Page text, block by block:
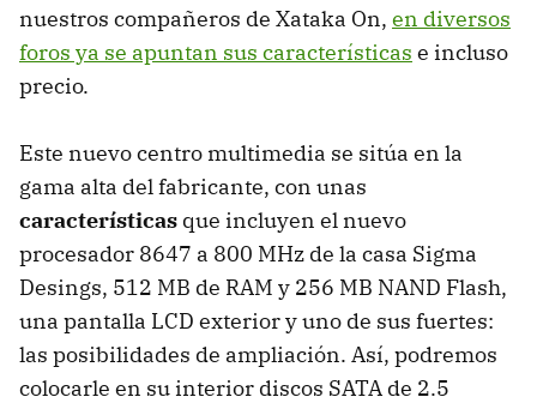
nuestros compañeros de Xataka On, en diversos
foros ya se apuntan sus características e incluso
precio.
Este nuevo centro multimedia se sitúa en la
gama alta del fabricante, con unas
características que incluyen el nuevo
procesador 8647 a 800 MHz de la casa Sigma
Desings, 512 MB de RAM y 256 MB NAND Flash,
una pantalla LCD exterior y uno de sus fuertes:
las posibilidades de ampliación. Así, podremos
colocarle en su interior discos SATA de 2.5